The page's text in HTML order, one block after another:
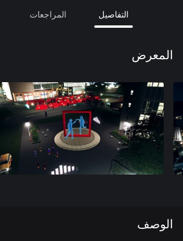
التفاصيل المراجعات
المعرض
الوصف